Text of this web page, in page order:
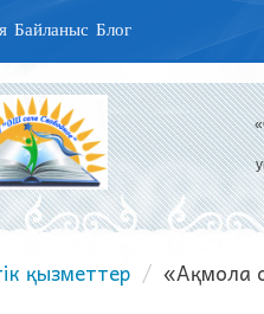
Байланыс Блог
қызметтер «Ақмола